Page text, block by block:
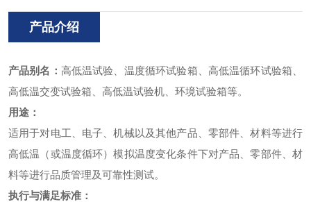
产品介绍
产品别名： 高低温试验、温度循环试验箱、高低温循环试验箱、
高低温交变试验箱、高低温试验机、环境试验箱等。
用途：
适用于对电工、电子、机械以及其他产品、零部件、材料等进行
高低温（或温度循环）模拟温度变化条件下对产品、零部件、材
料等进行品质管理及可靠性测试。
执行与满足标准：